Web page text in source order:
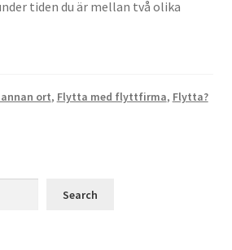
tiden du är mellan två olika
annan ort, Flytta med flyttfirma, Flytta?
Search